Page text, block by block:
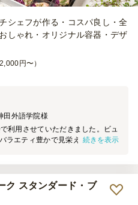
シェフが作る・コスパ良し・全
しゃれ・オリジナル容器・デザ
円〜）
外語学院様
利用させていただきました。ビュ
ラエティ豊かで見栄えもよく満足
続きを表示
ク スタンダード・ブ